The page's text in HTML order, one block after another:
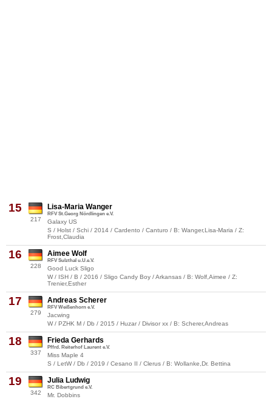
15
217
Lisa-Maria Wanger
RFV St.Georg Nördlingen e.V.
Galaxy US
S / Holst / Schi / 2014 / Cardento / Canturo / B: Wanger,Lisa-Maria / Z:
Frost,Claudia
16
228
Aimee Wolf
RFV Sulzthal u.U.e.V.
Good Luck Sligo
W / ISH / B / 2016 / Sligo Candy Boy / Arkansas / B: Wolf,Aimee / Z:
Trenier,Esther
17
279
Andreas Scherer
RFV Weißenhorn e.V.
Jacwing
W / PZHK M / Db / 2015 / Huzar / Divisor xx / B: Scherer,Andreas
18
337
Frieda Gerhards
Pffrd. Reiterhof Laurent e.V.
Miss Maple 4
S / LetW / Db / 2019 / Cesano II / Clerus / B: Wollanke,Dr. Bettina
19
342
Julia Ludwig
RC Bibertgrund e.V.
Mr. Dobbins